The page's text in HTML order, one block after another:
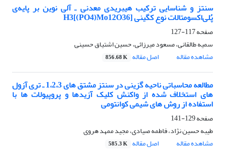
سنتز و شناسایی ترکیب هیبریدی معدنی ـ آلی نوین بر پایه‌ی
پُلی‌اکسومتالات نوع کگینی H3[(PO4)Mo12O36]
صفحه117-127
سمیه طالقانی، مسعود میرزائی، حسین اشتیاق حسینی
مشاهده مقاله
اصل مقاله 856.68 K
مطالعه محاسباتی ناحیه گزینی در سنتز مشتق های 1،2،3 ـ تری آزول
های استخلاف شده از واکنش کلیک آزیدها و پروپیولات ها با
استفاده از روش های شیمی کوانتومی
صفحه129-141
طیبه حسین نژاد، فاطمه صیادی، مجید ممهد هروی
مشاهده مقاله
اصل مقاله 585.3 K